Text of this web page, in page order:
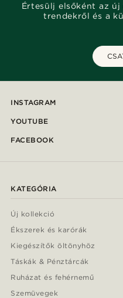
Értesülj elsőként az
trendekről és a
INSTAGRAM
YOUTUBE
FACEBOOK
KATEGÓRIA
Új kollekció
Ékszerek és karórák
Kiegészítők öltönyhöz
Táskák & Pénztárcák
Ruházat és fehérnemű
Szemüvegek